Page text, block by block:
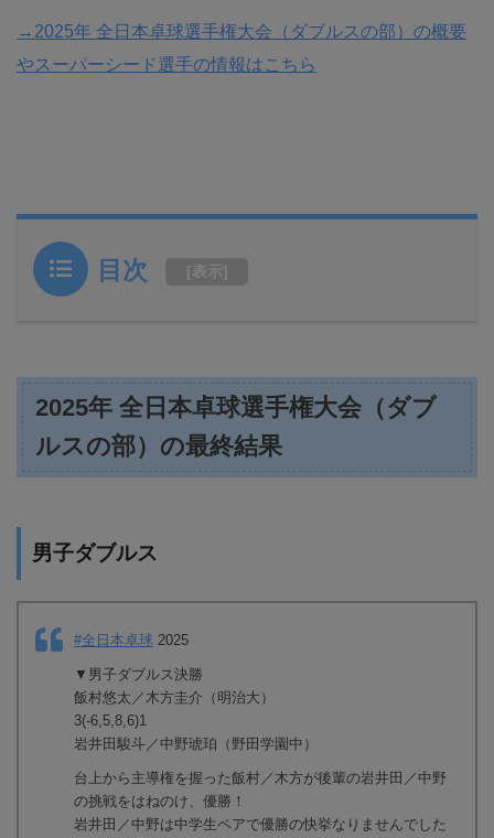
→2025年 全日本卓球選手権大会（ダブルスの部）の概要
やスーパーシード選手の情報はこちら
目次 [表示]
2025年 全日本卓球選手権大会（ダブ
ルスの部）の最終結果
男子ダブルス
#全日本卓球 2025
▼男子ダブルス決勝
飯村悠太／木方圭介（明治大）
3(-6,5,8,6)1
岩井田駿斗／中野琥珀（野田学園中）
台上から主導権を握った飯村／木方が後輩の岩井田／中野
の挑戦をはねのけ、優勝！
岩井田／中野は中学生ペアで優勝の快挙なりませんでした